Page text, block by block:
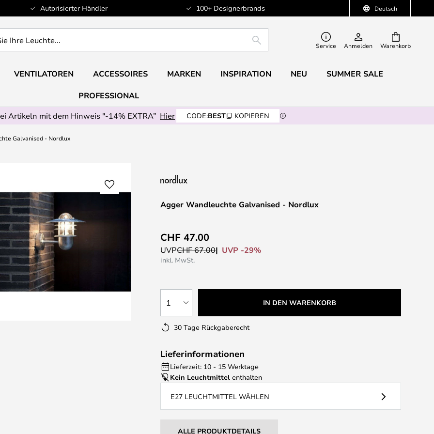
Deutsch
Autorisierter Händler 100+ Designerbrands
Warenkorb
SUCHE Service Anmelden
VENTILATOREN ACCESSOIRES MARKEN INSPIRATION NEU SUMMER SALE
PROFESSIONAL
Artikeln mit dem Hinweis "-14% EXTRA” Hier CODE:BEST KOPIEREN
Galvanised - Nordlux
Agger Wandleuchte Galvanised - Nordlux
CHF 47.00
UVPCHF 67.00 UVP -29%
inkl. MwSt.
1 IN DEN WARENKORB
30 Tage Rückgaberecht
Lieferinformationen
Lieferzeit: 10 - 15 Werktage
Kein Leuchtmittel enthalten
E27 LEUCHTMITTEL WÄHLEN
ALLE PRODUKTDETAILS